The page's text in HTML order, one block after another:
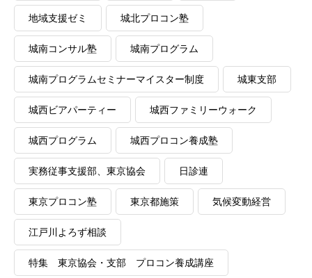
地域支援ゼミ 城北プロコン塾
城南コンサル塾 城南プログラム
城南プログラムセミナーマイスター制度 城東支部
城西ビアパーティー 城西ファミリーウォーク
城西プログラム 城西プロコン養成塾
実務従事支援部、東京協会 日診連
東京プロコン塾 東京都施策 気候変動経営
江戸川よろず相談
特集 東京協会・支部 プロコン養成講座